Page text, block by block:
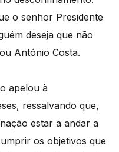
o senhor Presidente
deseja que não
António Costa.
apelou à
ressalvando que,
estar a andar a
os objetivos que